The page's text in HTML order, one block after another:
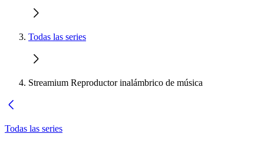
Todas las series
Streamium Reproductor inalámbrico de música
Todas las series